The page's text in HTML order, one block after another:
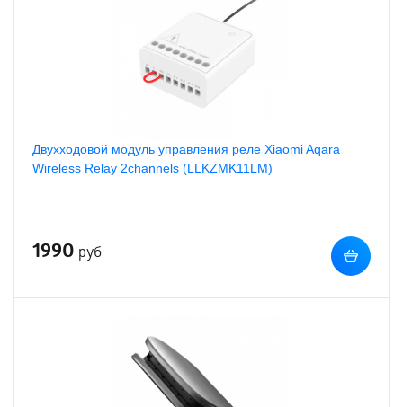
Двухходовой модуль управления реле Xiaomi Aqara
Wireless Relay 2channels (LLKZMK11LM)
1990 руб